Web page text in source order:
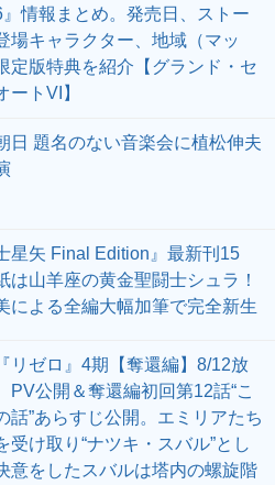
』情報まとめ。発売日、ストー
場キャラクター、地域（マッ
定版特典を紹介【グランド・セ
ートVI】
日 題名のない音楽会に植松伸夫
星矢 Final Edition』最新刊15
は山羊座の黄金聖闘士シュラ！
による全編大幅加筆で完全新生
リゼロ』4期【奪還編】8/12放
PV公開＆奪還編初回第12話“こ
話”あらすじ公開。エミリアたち
受け取り“ナツキ・スバル”とし
意をしたスバルは塔内の螺旋階